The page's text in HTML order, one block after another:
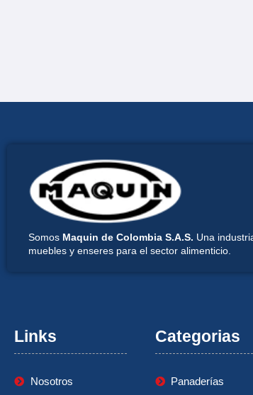
Somos Maquin de Colombia S.A.S. Una
muebles y enseres para el sector alimenticio.
Links
Nosotros
Categorias
Panaderías